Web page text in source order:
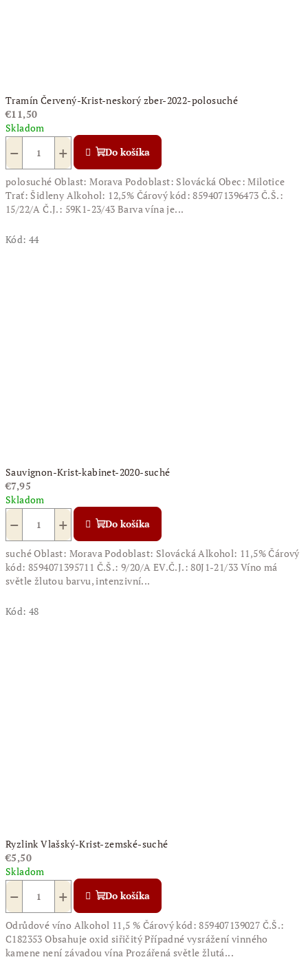
Tramín Červený-Krist-neskorý zber-2022-polosuché
€11,50
Skladom
+
− Do košíka
polosuché Oblast: Morava Podoblast: Slovácká Obec: Milotice
Trať: Šidleny Alkohol: 12,5% Čárový kód: 8594071396473 Č.Š.:
15/22/A Č.J.: 59K1-23/43 Barva vína je...
Kód: 44
Sauvignon-Krist-kabinet-2020-suché
€7,95
Skladom
+
− Do košíka
suché Oblast: Morava Podoblast: Slovácká Alkohol: 11,5% Čárový
kód: 8594071395711 Č.Š.: 9/20/A EV.Č.J.: 80J1-21/33 Víno má
světle žlutou barvu, intenzivní...
Kód: 48
Ryzlink Vlašský-Krist-zemské-suché
€5,50
Skladom
+
− Do košíka
Odrůdové víno Alkohol 11,5 % Čárový kód: 859407139027 Č.Š.:
C182353 Obsahuje oxid siřičitý Případné vysrážení vinného
kamene není závadou vína Prozářená světle žlutá...